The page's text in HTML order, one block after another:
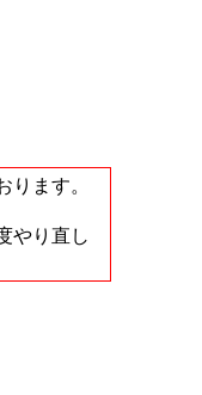
ります。
やり直し